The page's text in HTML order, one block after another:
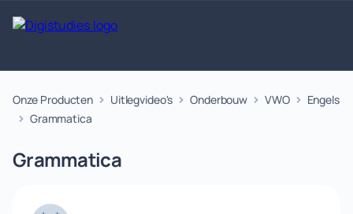
Exacte
vakken
vakken.
Taalvakken
vakken.
Maatschappijvakken Producten
Onze Producten Uitlegvideo's Onderbouw VWO
Engels
Grammatica
Grammatica